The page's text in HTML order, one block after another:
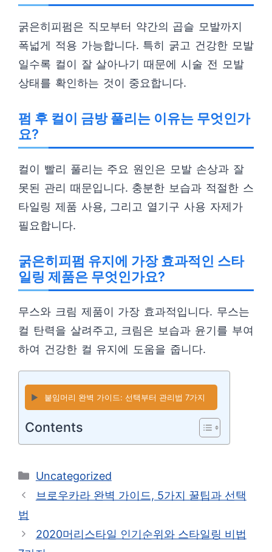
굵은히피펌은 직모부터 약간의 곱슬 모발까지
폭넓게 적용 가능합니다. 특히 굵고 건강한 모발
일수록 컬이 잘 살아나기 때문에 시술 전 모발
상태를 확인하는 것이 중요합니다.
펌 후 컬이 금방 풀리는 이유는 무엇인가
요?
컬이 빨리 풀리는 주요 원인은 모발 손상과 잘
못된 관리 때문입니다. 충분한 보습과 적절한 스
타일링 제품 사용, 그리고 열기구 사용 자제가
필요합니다.
굵은히피펌 유지에 가장 효과적인 스타
일링 제품은 무엇인가요?
무스와 크림 제품이 가장 효과적입니다. 무스는
컬 탄력을 살려주고, 크림은 보습과 윤기를 부여
하여 건강한 컬 유지에 도움을 줍니다.
▶️ 붙임머리 완벽 가이드: 선택부터 관리법 7가지
Contents
카
테
Uncategorized
브로우카라 완벽 가이드, 5가지 꿀팁과 선택
법
2020머리스타일 인기순위와 스타일링 비법